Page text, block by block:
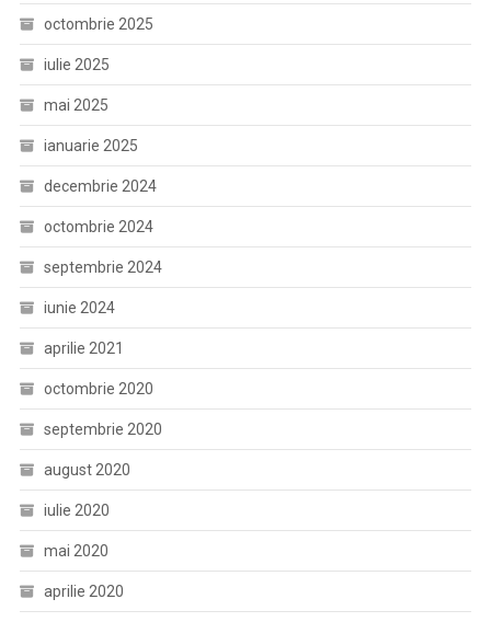
octombrie 2025
iulie 2025
mai 2025
ianuarie 2025
decembrie 2024
octombrie 2024
septembrie 2024
iunie 2024
aprilie 2021
octombrie 2020
septembrie 2020
august 2020
iulie 2020
mai 2020
aprilie 2020